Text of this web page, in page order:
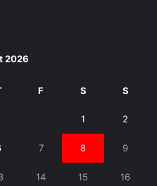
2026
F S S
1 2
7 8 9
14 15 16